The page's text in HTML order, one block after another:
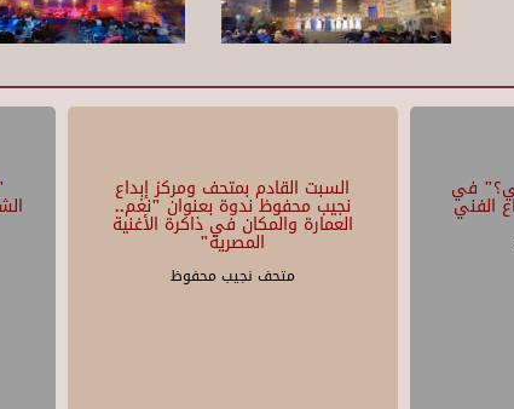
السبت القادم بمتحف ومركز إبداع
نجيب محفوظ ندوة بعنوان "نغم..
العمارة والمكان في ذاكرة الأغنية
المصرية"
متحف نجيب محفوظ
في
الفني